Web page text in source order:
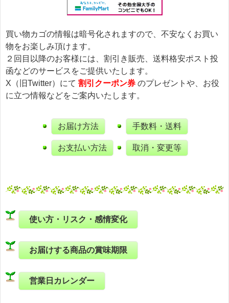
買い物カゴの情報は暗号化されますので、不安なくお買い
物をお楽しみ頂けます。
２回目以降のお客様には、割引き販売、送料格安ポスト投
函などのサービスをご提供いたします。
X（旧Twitter）にて 割引クーポン券 のプレゼントや、お役
に立つ情報などをご案内いたします。
お届け方法
お支払い方法
手数料・送料
取消・変更等
使い方・リスク・感情変化
お届けする商品の賞味期限
営業日カレンダー